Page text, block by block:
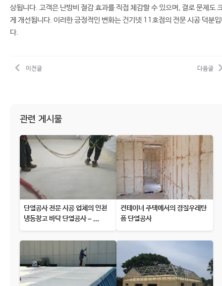
상됩니다. 고객은 난방비 절감 효과를 직접 체감할 수 있으며, 결로 문제도
게 개선됩니다. 이러한 긍정적인 변화는 건기넷 11호점의 전문 시공 덕분
다.
이전글 다음글
관련 게시물
단열공사 전문 시공 업체의 인천
냉동창고 바닥 단열공사 – ...
컨테이너 주택에서의 경질우레탄
폼 단열공사